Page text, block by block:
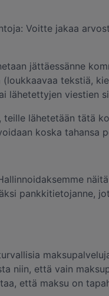
Voitte jakaa
jättäessänne
tekstiä,
viestien
lähetetään tätä
koska tahansa
pankkitietojanne,
niin, että vain
että maksu on